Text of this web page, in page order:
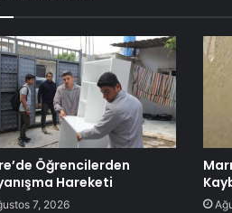
Öğrencilerden
Hareketi
7, 2026